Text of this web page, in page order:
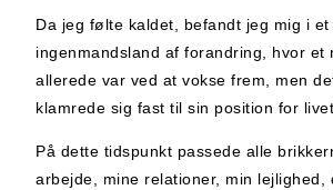
Da jeg følte kaldet, befandt jeg mig i
ingenmandsland af forandring, hvor et
allerede var ved at vokse frem, men
klamrede sig fast til sin position for
På dette tidspunkt passede alle
arbejde, mine relationer, min lejlighed,